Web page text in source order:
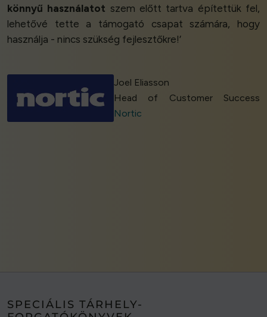
könnyű használatot szem előtt tartva építettük fel,
lehetővé tette a támogató csapat számára, hogy
használja - nincs szükség fejlesztőkre!’
Joel Eliasson
Head of Customer Success
Nortic
SPECIÁLIS TÁRHELY-